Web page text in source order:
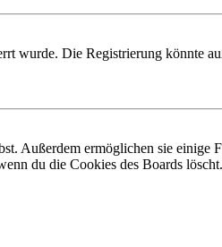
wurde. Die Registrierung könnte
Außerdem ermöglichen sie einige
du die Cookies des Boards löscht.